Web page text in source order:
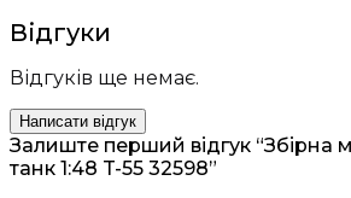
Відгуки
Відгуків ще немає.
Написати відгук
Залиште перший відгук “Збірна
танк 1:48 T-55 32598”